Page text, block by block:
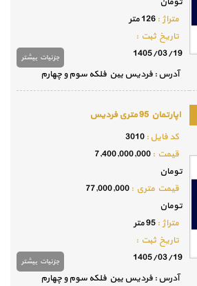
جزئيات بيشتر
سوم و چهارم
جزئيات بيشتر
سوم و چهارم